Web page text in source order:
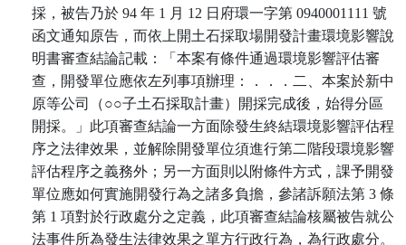
採，被告乃於 94 年 1 月 12 日府環一字第 0940001111 號
函文通知原告，而依上開土石採取場開發計畫環境影響說
明書審查結論記載：「本案有條件通過環境影響評估審
查，開發單位應依左列事項辦理：．．．二、本案於新中
原等公司（○○子土石採取計畫）開採完成後，始得分區
開採。」此項審查結論一方面除發生終結環境影響評估程
序之法律效果，並解除開發單位須進行第二階段環境影響
評估程序之義務外；另一方面則以附條件方式，課予開發
單位應如何實施開發行為之諸多負擔，參諸訴願法第 3 條
第 1 項對於行政處分之定義，此項審查結論核屬被告就公
法事件所為發生法律效果之單方行政行為，為行政處分。